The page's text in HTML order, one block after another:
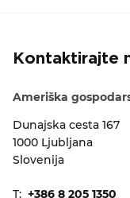
Kontaktirajte
Ameriška
Dunajska cesta 167
1000 Ljubljana
Slovenija
T: +386 8 205 1350